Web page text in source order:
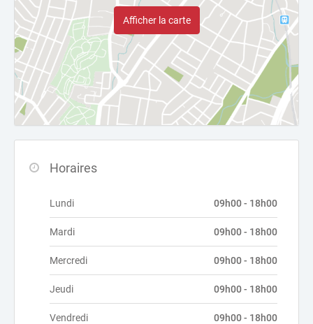
Afficher la carte
Horaires
Lundi 09h00 - 18h00
Mardi 09h00 - 18h00
Mercredi 09h00 - 18h00
Jeudi 09h00 - 18h00
Vendredi 09h00 - 18h00